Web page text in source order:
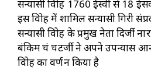
सन्यासी विद्रोह 1760 ईस्वी से 18
इस विद्रोह में शामिल सन्यासी गिरी
सन्यासी विद्रोह के प्रमुख नेता
बंकिम चंद्र चटर्जी ने अपने उपन्यास
विद्रोह का वर्णन किया है